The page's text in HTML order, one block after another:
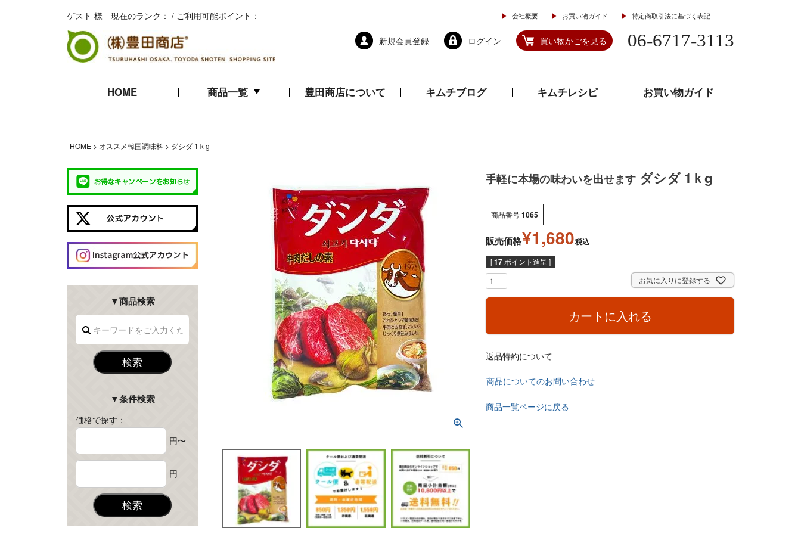
ゲスト 様 現在のランク： / ご利用可能ポイント： 会社概要 お買い物ガイド 特定商取引法に基づく表記
新規会員登録 ログイン 買い物かごを見る 06-6717-3113
HOME 商品一覧 豊田商店について キムチブログ キムチレシピ お買い物ガイド
HOME オススメ韓国調味料 ダシダ 1ｋg
▼商品検索
検索
▼条件検索
価格で探す：
円〜
円
検索
手軽に本場の味わいを出せます ダシダ 1ｋg
商品番号1065
販売価格¥1,680税込
[17 ポイント進呈 ]
お気に入りに登録する
カートに入れる
返品特約について
商品についてのお問い合わせ
商品一覧ページに戻る